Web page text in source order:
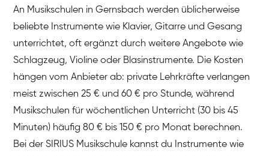
An Musikschulen in Gernsbach werden üblicherweise
beliebte Instrumente wie Klavier, Gitarre und Gesang
unterrichtet, oft ergänzt durch weitere Angebote wie
Schlagzeug, Violine oder Blasinstrumente. Die Kosten
hängen vom Anbieter ab: private Lehrkräfte verlangen
meist zwischen 25 € und 60 € pro Stunde, während
Musikschulen für wöchentlichen Unterricht (30 bis 45
Minuten) häufig 80 € bis 150 € pro Monat berechnen.
Bei der SIRIUS Musikschule kannst du Instrumente wie